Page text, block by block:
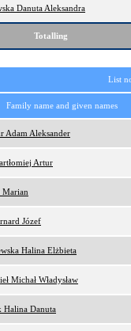
Danuta Aleksandra
Totalling
List
Family name and given names
Adam Aleksander
Artur
Marian
Józef
Halina Elżbieta
Michał Władysław
Halina Danuta